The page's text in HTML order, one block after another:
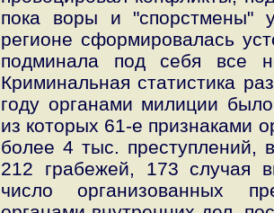
пока воры и "спорстмены"
регионе сформировалась
подминала под себя все
Криминальная статистика
году органами милиции
из которых 61-е признаками
более 4 тыс. преступлений,
212 грабежей, 173 случая
число организованных